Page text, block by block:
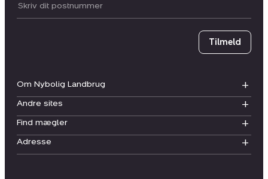
Om Nybolig Landbrug
Andre sites
Find mægler
Adresse
Postnummer
Tilmeld